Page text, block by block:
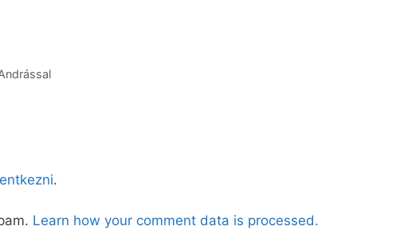
.
Learn how your comment data is processed.